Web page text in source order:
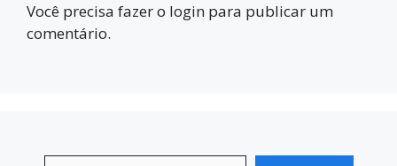
Você precisa fazer o login para publicar um
comentário.